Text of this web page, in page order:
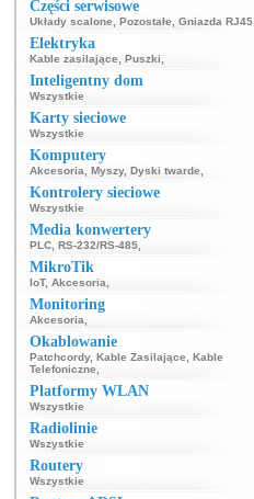
Części serwisowe
Układy scalone Pozostałe Gniazda RJ45
Elektryka
Kable zasilające Puszki
Inteligentny dom
Wszystkie
Karty sieciowe
Wszystkie
Komputery
Akcesoria Myszy, Dyski twarde
Kontrolery sieciowe
Wszystkie
Media konwertery
PLC RS-232/RS-485
MikroTik
IoT, Akcesoria
Monitoring
Akcesoria
Okablowanie
Patchcordy, Kable Zasilające
Kable
Telefoniczne
Platformy WLAN
Wszystkie
Radiolinie
Wszystkie
Routery
Wszystkie